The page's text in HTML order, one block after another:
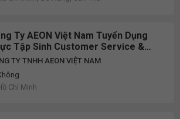
Ty AEON Việt Nam Tuyển Dụng
Tập Sinh Customer Service &
Part-Time/Full-Time 2025
TY TNHH AEON VIỆT NAM
Chí Minh